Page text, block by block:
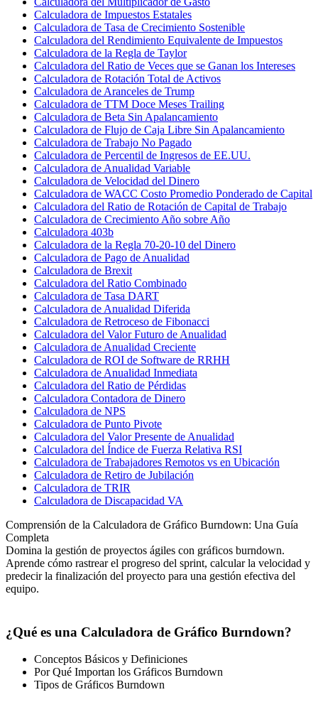
Calculadora de Impuestos Estatales
Calculadora de Tasa de Crecimiento Sostenible
Calculadora del Rendimiento Equivalente de Impuestos
Calculadora de la Regla de Taylor
Calculadora del Ratio de Veces que se Ganan los Intereses
Calculadora de Rotación Total de Activos
Calculadora de Aranceles de Trump
Calculadora de TTM Doce Meses Trailing
Calculadora de Beta Sin Apalancamiento
Calculadora de Flujo de Caja Libre Sin Apalancamiento
Calculadora de Trabajo No Pagado
Calculadora de Percentil de Ingresos de EE.UU.
Calculadora de Anualidad Variable
Calculadora de Velocidad del Dinero
Calculadora de WACC Costo Promedio Ponderado de Capital
Calculadora del Ratio de Rotación de Capital de Trabajo
Calculadora de Crecimiento Año sobre Año
Calculadora 403b
Calculadora de la Regla 70-20-10 del Dinero
Calculadora de Pago de Anualidad
Calculadora de Brexit
Calculadora del Ratio Combinado
Calculadora de Tasa DART
Calculadora de Anualidad Diferida
Calculadora de Retroceso de Fibonacci
Calculadora del Valor Futuro de Anualidad
Calculadora de Anualidad Creciente
Calculadora de ROI de Software de RRHH
Calculadora de Anualidad Inmediata
Calculadora del Ratio de Pérdidas
Calculadora Contadora de Dinero
Calculadora de NPS
Calculadora de Punto Pivote
Calculadora del Valor Presente de Anualidad
Calculadora del Índice de Fuerza Relativa RSI
Calculadora de Trabajadores Remotos vs en Ubicación
Calculadora de Retiro de Jubilación
Calculadora de TRIR
Calculadora de Discapacidad VA
Comprensión de la Calculadora de Gráfico Burndown: Una Guía
Completa
Domina la gestión de proyectos ágiles con gráficos burndown.
Aprende cómo rastrear el progreso del sprint, calcular la velocidad y
predecir la finalización del proyecto para una gestión efectiva del
equipo.
¿Qué es una Calculadora de Gráfico Burndown?
Conceptos Básicos y Definiciones
Por Qué Importan los Gráficos Burndown
Tipos de Gráficos Burndown